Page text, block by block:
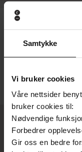
Samtykke
Vi bruker cookies
Våre nettsider
bruker cookies til:
Nødvendige
Forbedrer
Gir oss en bedre
D. F. Jones
Beklager! Vi
OM OSS
Om Ebok.no